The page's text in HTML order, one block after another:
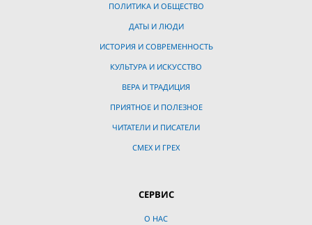
ПОЛИТИКА И ОБЩЕСТВО
ДАТЫ И ЛЮДИ
ИСТОРИЯ И СОВРЕМЕННОСТЬ
КУЛЬТУРА И ИСКУССТВО
ВЕРА И ТРАДИЦИЯ
ПРИЯТНОЕ И ПОЛЕЗНОЕ
ЧИТАТЕЛИ И ПИСАТЕЛИ
СМЕХ И ГРЕХ
СЕРВИС
О НАС